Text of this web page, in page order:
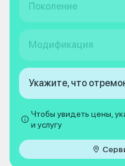
Поколение
Модификация
Укажите, что
Чтобы увидеть цены,
и услугу